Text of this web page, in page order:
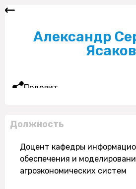
Александр
Ясаков
Поделиться
Должность
Доцент кафедры
обеспечения и
агроэкономических систем